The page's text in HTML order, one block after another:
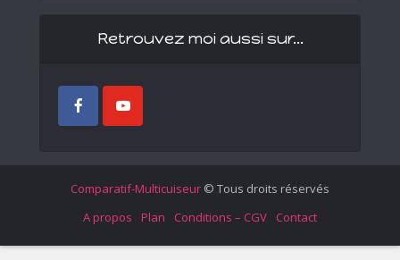
Retrouvez moi aussi sur…
Comparatif-Multicuiseur © Tous droits réservés
A propos
Plan Conditions – CGV Contact